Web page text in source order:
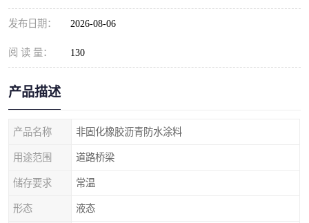
发布日期： 2026-08-06
阅 读 量： 130
产品描述
产品名称 非固化橡胶沥青防水涂料
用途范围 道路桥梁
储存要求 常温
形态 液态